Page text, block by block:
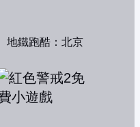
地鐵跑酷：北京